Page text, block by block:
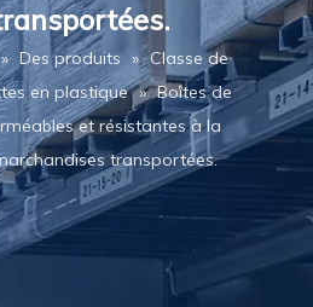
» Des produits » Classe de
en plastique » Boîtes de
et résistantes à la
transportées.